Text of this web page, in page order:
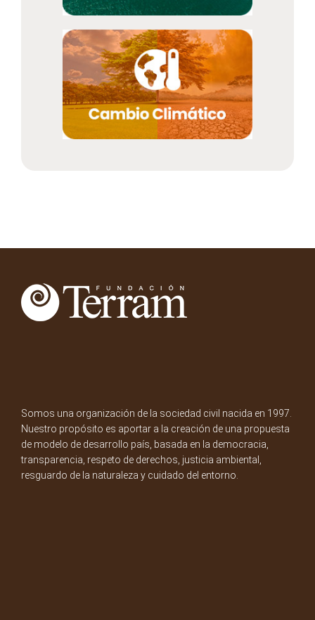
Somos una organización de la sociedad civil nacida en 1997.
Nuestro propósito es aportar a la creación de una propuesta
de modelo de desarrollo país, basada en la democracia,
transparencia, respeto de derechos, justicia ambiental,
resguardo de la naturaleza y cuidado del entorno.